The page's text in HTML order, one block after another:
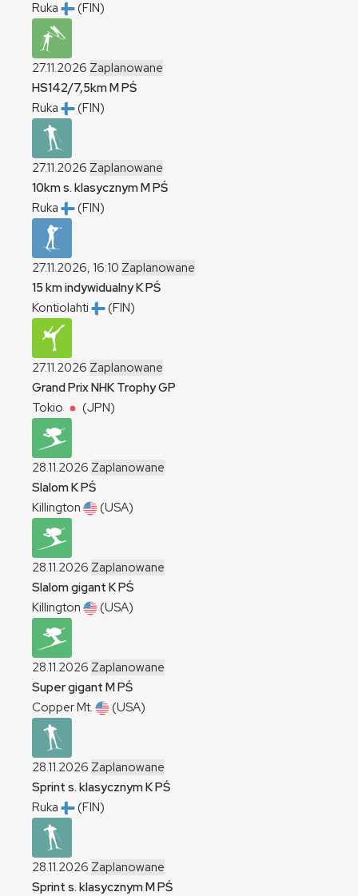
Ruka (FIN)
27.11.2026 Zaplanowane
HS142/7,5kmMPŚ
Ruka
(FIN)
27.11.2026 Zaplanowane
10km s. klasycznymMPŚ
Ruka
(FIN)
27.11.2026, 16:10 Zaplanowane
15 km indywidualnyKPŚ
Kontiolahti
(FIN)
27.11.2026 Zaplanowane
Grand Prix NHK TrophyGP
Tokio
(JPN)
28.11.2026 Zaplanowane
SlalomKPŚ
Killington
(USA)
28.11.2026 Zaplanowane
Slalom gigant KPŚ
Killington
(USA)
28.11.2026 Zaplanowane
Super gigant MPŚ
Copper Mt.
(USA)
28.11.2026 Zaplanowane
Sprint s. klasycznymKPŚ
Ruka
(FIN)
28.11.2026 Zaplanowane
Sprint s. klasycznymMPŚ